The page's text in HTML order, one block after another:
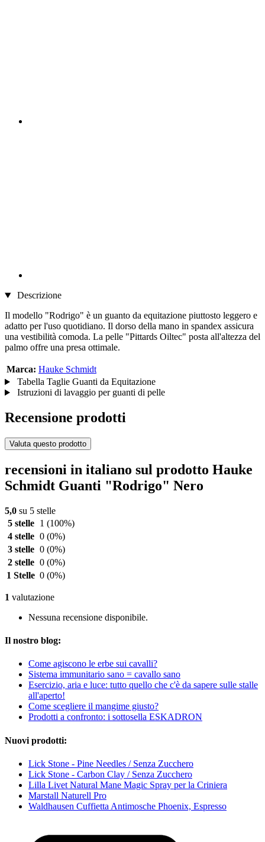
Descrizione
Il modello "Rodrigo" è un guanto da equitazione piuttosto leggero e
adatto per l'uso quotidiano. Il dorso della mano in spandex assicura
una vestibilità comoda. La pelle "Pittards Oiltec" posta all'altezza del
palmo offre una presa ottimale.
Marca: Hauke Schmidt
Tabella Taglie Guanti da Equitazione
Istruzioni di lavaggio per guanti di pelle
Recensione prodotti
Valuta questo prodotto
recensioni in italiano sul prodotto Hauke
Schmidt Guanti "Rodrigo" Nero
5,0 su 5 stelle
5 stelle
1 (100%)
4 stelle 0 (0%)
3 stelle 0 (0%)
2 stelle 0 (0%)
1 Stelle 0 (0%)
1 valutazione
Nessuna recensione disponibile.
Il nostro blog:
Come agiscono le erbe sui cavalli?
Sistema immunitario sano = cavallo sano
Esercizio, aria e luce: tutto quello che c'è da sapere sulle stalle
all'aperto!
Come scegliere il mangime giusto?
Prodotti a confronto: i sottosella ESKADRON
Nuovi prodotti:
Lick Stone - Pine Needles / Senza Zucchero
Lick Stone - Carbon Clay / Senza Zucchero
Lilla Livet Natural Mane Magic Spray per la Criniera
Marstall Naturell Pro
Waldhausen Cuffietta Antimosche Phoenix, Espresso